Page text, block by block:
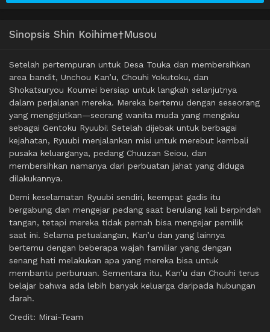
Sinopsis Shin Koihime†Musou
Setelah pertempuran untuk Desa Touka dan membersihkan
area bandit, Unchou Kan’u, Chouhi Yokutoku, dan
Shokatsuryou Koumei bersiap untuk langkah selanjutnya
dalam perjalanan mereka. Mereka bertemu dengan seseorang
yang mengejutkan—seorang wanita muda yang mengaku
sebagai Gentoku Ryuubi! Setelah dijebak untuk berbagai
kejahatan, Ryuubi menjalankan misi untuk merebut kembali
pusaka keluarganya, pedang Chuuzan Seiou, dan
membersihkan namanya dari perbuatan jahat yang diduga
dilakukannya.
Demi keselamatan Ryuubi sendiri, keempat gadis itu
bergabung dan mengejar pedang saat berulang kali berpindah
tangan, tetapi mereka tidak pernah bisa mengejar pemilik
saat ini. Selama petualangan, Kan’u dan yang lainnya
bertemu dengan beberapa wajah familiar yang dengan
senang hati melakukan apa yang mereka bisa untuk
membantu perburuan. Sementara itu, Kan’u dan Chouhi terus
belajar bahwa ada lebih banyak keluarga daripada hubungan
darah.
Credit: Mirai-Team